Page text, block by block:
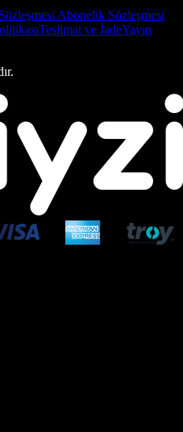
Abonelik Sözleşmesi
Teslimat ve İadeYayın